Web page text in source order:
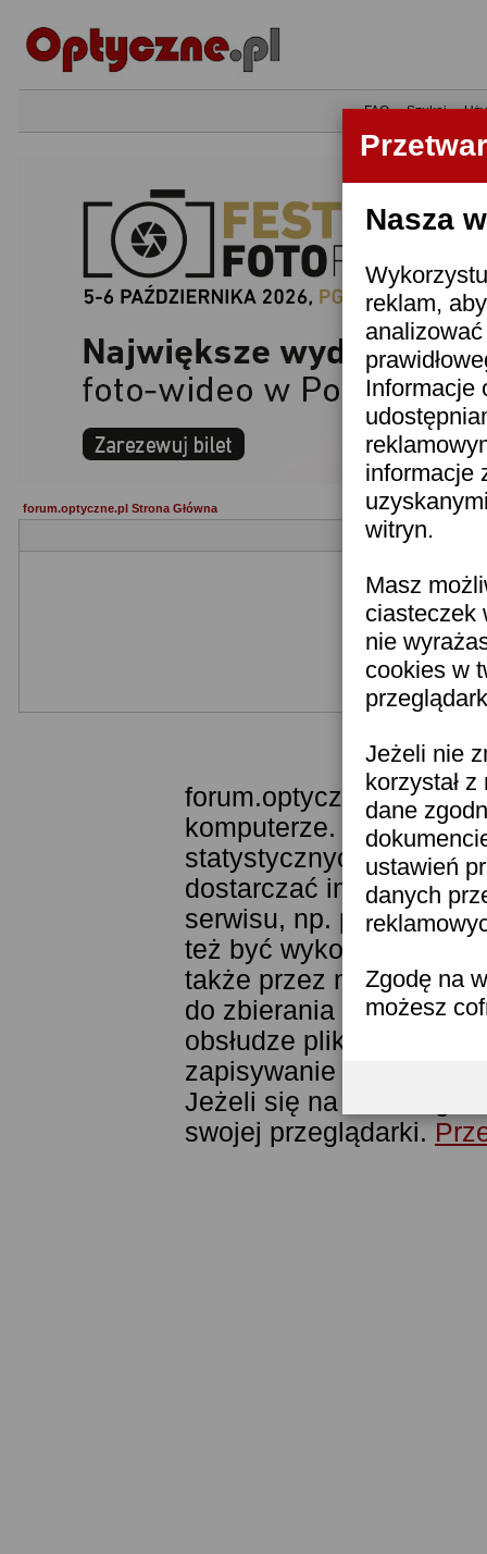
Nasza
reklam,
Informacje
informacje
witryn.
Masz
ciasteczek
nie
cookies w
Jeżeli nie
korzystał
dane
ustawień
danych
Zgodę na
możesz
•FAQ•Szukaj•
forum.optyczne.pl Strona Główna
forum.optyczne.pl
komputerze.
statystycznych.
dostarczać im
serwisu, np. poprzez
też być
także przez narzędzie
do zbierania statystyk.
obsłudze plików
zapisywanie ich w
Jeżeli się na to nie
swojej przeglądarki.